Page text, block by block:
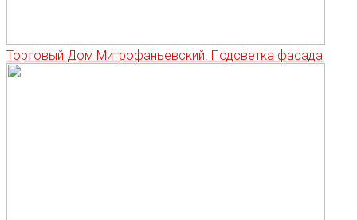
Торговый Дом Митрофаньевский. Подсветка фасада